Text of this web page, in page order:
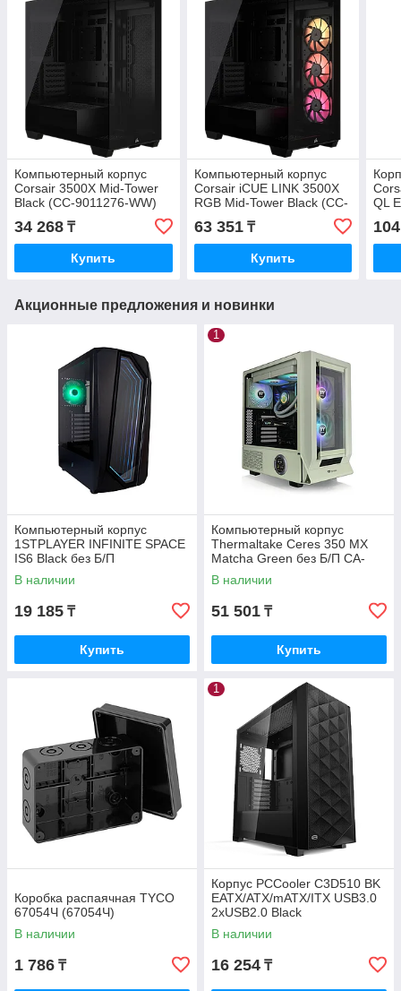
Компьютерный корпус
Corsair 3500X Mid-Tower
Black (CC-9011276-WW)
34 268 ₸
Купить
Компьютерный корпус
Corsair iCUE LINK 3500X
RGB Mid-Tower Black (CC-
9011280-WW)
63 351₸
Купить
QL
Акционные предложения и новинки
Компьютерный корпус
1STPLAYER INFINITE SPACE
IS6 Black без Б/П
В наличии
19 185 ₸
Купить
1
Компьютерный корпус
Thermaltake Ceres 350 MX
Matcha Green без Б/П CA-
1Z3-00MEWN-00
В наличии
51 501 ₸
Купить
Коробка распаячная TYCO
67054Ч (67054Ч)
В наличии
1 786 ₸
1
Корпус PCCooler C3D510 BK
EATX/ATX/mATX/ITX USB3.0
2xUSB2.0 Black
В наличии
16 254 ₸